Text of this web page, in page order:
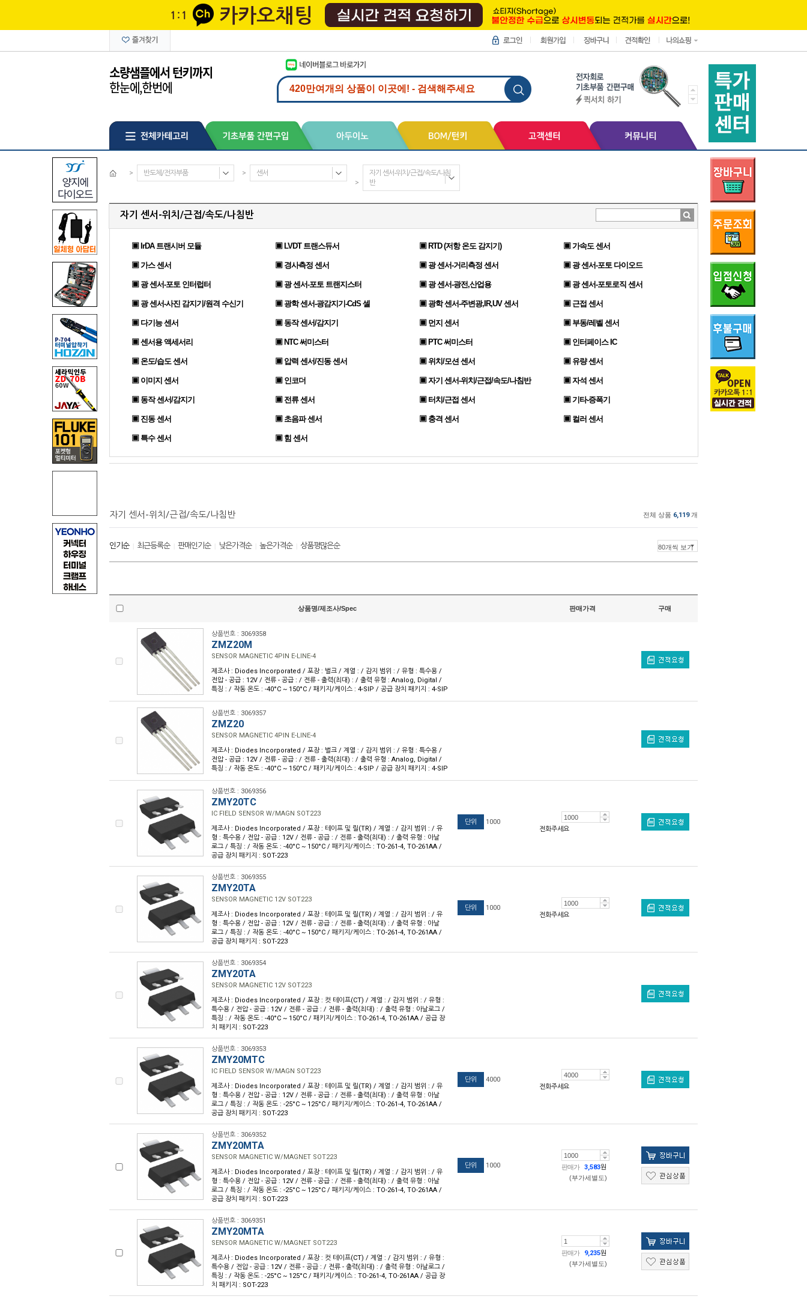
> 반도체/전자부품 >
센서
>
자기 센서-위치/근접/속도/나침
반
자기 센서-위치/근접/속도/나침반
▣ IrDA 트랜시버 모듈 ▣ LVDT 트랜스듀서 ▣ RTD (저항 온도 감지기) ▣ 가속도 센서
▣ 가스 센서 ▣ 경사측정 센서 ▣ 광 센서-거리측정 센서 ▣ 광 센서-포토 다이오드
▣ 광 센서-포토 인터럽터 ▣ 광 센서-포토 트랜지스터 ▣ 광 센서-광전,산업용 ▣ 광 센서-포토로직 센서
▣ 광 센서-사진 감지기/원격 수신기 ▣ 광학 센서-광감지기-CdS 셀 ▣ 광학 센서-주변광,IR,UV 센서 ▣ 근접 센서
▣ 다기능 센서 ▣ 동작 센서/감지기 ▣ 먼지 센서 ▣ 부동/레벨 센서
▣ 센서용 액세서리 ▣ NTC 써미스터 ▣ PTC 써미스터 ▣ 인터페이스 IC
▣ 온도/습도 센서 ▣ 압력 센서/진동 센서 ▣ 위치/모션 센서 ▣ 유량 센서
▣ 이미지 센서 ▣ 인코더 ▣ 자기 센서-위치/근접/속도/나침반 ▣ 자석 센서
▣ 동작 센서/감지기 ▣ 전류 센서 ▣ 터치/근접 센서 ▣ 기타-증폭기
▣ 진동 센서 ▣ 초음파 센서 ▣ 충격 센서 ▣ 컬러 센서
▣ 특수 센서 ▣ 힘 센서
자기 센서-위치/근접/속도/나침반 전체 상품 6,119개
인기순| 최근등록순| 판매인기순| 낮은가격순| 높은가격순| 상품평많은순
상품명/제조사/Spec 판매가격 구매
상품번호 : 3069358
ZMZ20M
SENSOR MAGNETIC 4PIN E-LINE-4
제조사 : Diodes Incorporated / 포장 : 벌크 / 계열 : / 감지 범위 : / 유형 : 특수용 /
전압 - 공급 : 12V / 전류 - 공급 : / 전류 - 출력(최대) : / 출력 유형 : Analog, Digital /
특징 : / 작동 온도 : -40°C ~ 150°C / 패키지/케이스 : 4-SIP / 공급 장치 패키지 : 4-SIP
상품번호 : 3069357
ZMZ20
SENSOR MAGNETIC 4PIN E-LINE-4
제조사 : Diodes Incorporated / 포장 : 벌크 / 계열 : / 감지 범위 : / 유형 : 특수용 /
전압 - 공급 : 12V / 전류 - 공급 : / 전류 - 출력(최대) : / 출력 유형 : Analog, Digital /
특징 : / 작동 온도 : -40°C ~ 150°C / 패키지/케이스 : 4-SIP / 공급 장치 패키지 : 4-SIP
상품번호 : 3069356
ZMY20TC
IC FIELD SENSOR W/MAGN SOT223
제조사 : Diodes Incorporated / 포장 : 테이프 및 릴(TR) / 계열 : / 감지 범위 : / 유
형 : 특수용 / 전압 - 공급 : 12V / 전류 - 공급 : / 전류 - 출력(최대) : / 출력 유형 : 아날
로그 / 특징 : / 작동 온도 : -40°C ~ 150°C / 패키지/케이스 : TO-261-4, TO-261AA /
공급 장치 패키지 : SOT-223
단위
1000
전화주세요
상품번호 : 3069355
ZMY20TA
SENSOR MAGNETIC 12V SOT223
제조사 : Diodes Incorporated / 포장 : 테이프 및 릴(TR) / 계열 : / 감지 범위 : / 유
형 : 특수용 / 전압 - 공급 : 12V / 전류 - 공급 : / 전류 - 출력(최대) : / 출력 유형 : 아날
로그 / 특징 : / 작동 온도 : -40°C ~ 150°C / 패키지/케이스 : TO-261-4, TO-261AA /
공급 장치 패키지 : SOT-223
단위
1000
전화주세요
상품번호 : 3069354
ZMY20TA
SENSOR MAGNETIC 12V SOT223
제조사 : Diodes Incorporated / 포장 : 컷 테이프(CT) / 계열 : / 감지 범위 : / 유형 :
특수용 / 전압 - 공급 : 12V / 전류 - 공급 : / 전류 - 출력(최대) : / 출력 유형 : 아날로그 /
특징 : / 작동 온도 : -40°C ~ 150°C / 패키지/케이스 : TO-261-4, TO-261AA / 공급 장
치 패키지 : SOT-223
상품번호 : 3069353
ZMY20MTC
IC FIELD SENSOR W/MAGN SOT223
제조사 : Diodes Incorporated / 포장 : 테이프 및 릴(TR) / 계열 : / 감지 범위 : / 유
형 : 특수용 / 전압 - 공급 : 12V / 전류 - 공급 : / 전류 - 출력(최대) : / 출력 유형 : 아날
로그 / 특징 : / 작동 온도 : -25°C ~ 125°C / 패키지/케이스 : TO-261-4, TO-261AA /
공급 장치 패키지 : SOT-223
단위
4000
전화주세요
상품번호 : 3069352
ZMY20MTA
SENSOR MAGNETIC W/MAGNET SOT223
제조사 : Diodes Incorporated / 포장 : 테이프 및 릴(TR) / 계열 : / 감지 범위 : / 유
형 : 특수용 / 전압 - 공급 : 12V / 전류 - 공급 : / 전류 - 출력(최대) : / 출력 유형 : 아날
로그 / 특징 : / 작동 온도 : -25°C ~ 125°C / 패키지/케이스 : TO-261-4, TO-261AA /
공급 장치 패키지 : SOT-223
단위 1000 판매가 3,583원
(부가세별도)
상품번호 : 3069351
ZMY20MTA
SENSOR MAGNETIC W/MAGNET SOT223
제조사 : Diodes Incorporated / 포장 : 컷 테이프(CT) / 계열 : / 감지 범위 : / 유형 :
특수용 / 전압 - 공급 : 12V / 전류 - 공급 : / 전류 - 출력(최대) : / 출력 유형 : 아날로그 /
특징 : / 작동 온도 : -25°C ~ 125°C / 패키지/케이스 : TO-261-4, TO-261AA / 공급 장
치 패키지 : SOT-223
판매가 9,235원
(부가세별도)